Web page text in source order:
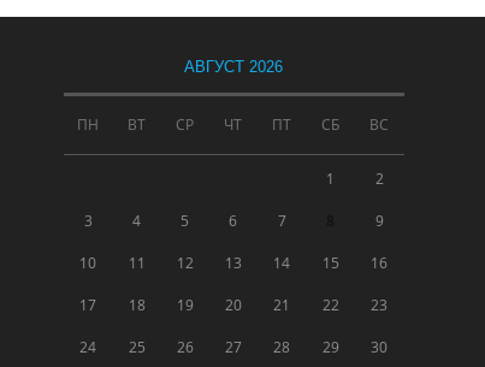
АВГУСТ 2026
ПН ВТ СР ЧТ ПТ СБ ВС
1 2
3 4 5 6 7 9
10 11 12 13 14 15 16
17 18 19 20 21 22 23
24 25 26 27 28 29 30